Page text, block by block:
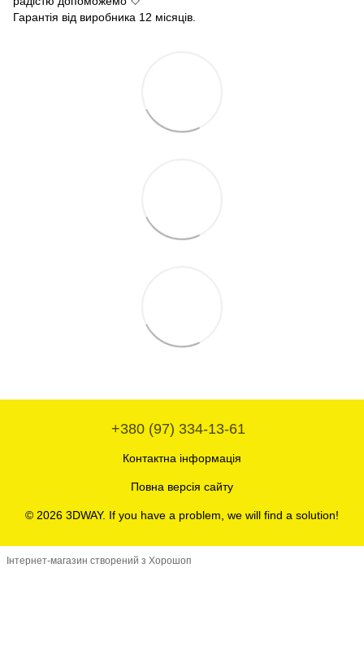
Гарантія від виробника 12 місяців.
+380 (97) 334-13-61
Контактна інформація
Повна версія сайту
© 2026 3DWAY. If you have a problem, we will find a solution!
Інтернет-магазин створений з Хорошоп